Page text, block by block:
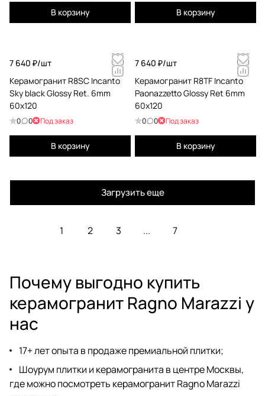
В корзину В корзину
7 640 ₽/шт
Керамогранит R8SC Incanto
Sky black Glossy Ret. 6mm
60х120
0 0 Под заказ
В корзину
7 640 ₽/шт
Керамогранит R8TF Incanto
Paonazzetto Glossy Ret 6mm
60х120
0 0 Под заказ
В корзину
Загрузить еще
1 2 3 ... 7
Почему выгодно купить
керамогранит Ragno Marazzi у
нас
17+ лет опыта в продаже премиальной плитки;
Шоурум плитки и керамогранита в центре Москвы,
где можно посмотреть керамогранит Ragno Marazzi